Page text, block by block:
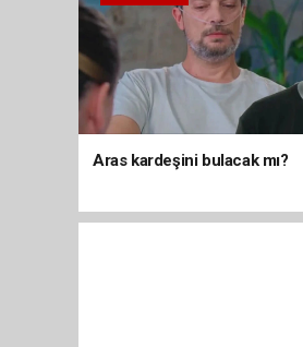
Aras kardeşini bulacak mı?